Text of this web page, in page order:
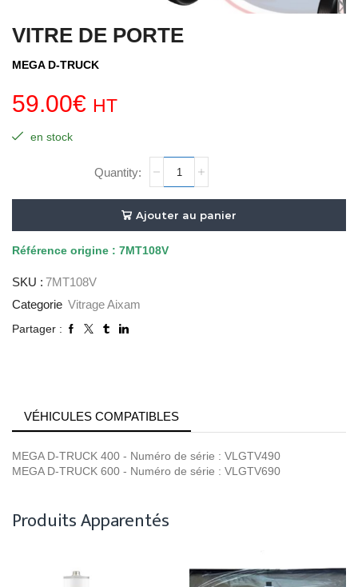
VITRE DE PORTE
MEGA D-TRUCK
59.00€ HT
en stock
VITRE
DE
PORTE
Ajouter au panier
Référence origine : 7MT108V
SKU : 7MT108V
Categorie Vitrage Aixam
Partager :
VÉHICULES COMPATIBLES
MEGA D-TRUCK 400 - Numéro de série : VLGTV490
MEGA D-TRUCK 600 - Numéro de série : VLGTV690
Produits Apparentés